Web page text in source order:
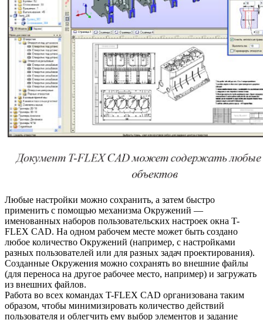
Любые настройки можно сохранить, а затем быстро
применить с помощью механизма Окружений —
именованных наборов пользовательских настроек окна T-
FLEX CAD. На одном рабочем месте может быть создано
любое количество Окружений (например, с настройками
разных пользователей или для разных задач проектирования).
Созданные Окружения можно сохранять во внешние файлы
(для переноса на другое рабочее место, например) и загружать
из внешних файлов.
Работа во всех командах T-FLEX CAD организована таким
образом, чтобы минимизировать количество действий
пользователя и облегчить ему выбор элементов и задание